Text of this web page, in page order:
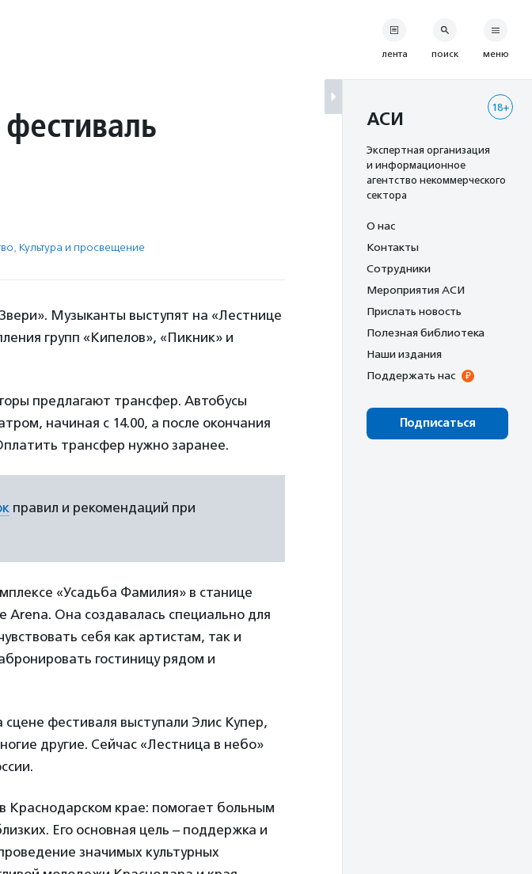
, Культура и просвещение
Музыканты выступят на «Лестнице
групп «Кипелов», «Пикник» и
предлагают трансфер. Автобусы
начиная с 14.00, а после окончания
трансфер нужно заранее.
правил и рекомендаций при
«Усадьба Фамилия» в станице
Она создавалась специально для
себя как артистам, так и
гостиницу рядом и
фестиваля выступали Элис Купер,
другие. Сейчас «Лестница в небо»
крае: помогает больным
Его основная цель – поддержка и
значимых культурных
лента поиск меню
18+
АСИ
Экспертная организация
и информационное
агентство некоммерческого
сектора
О нас
Контакты
Сотрудники
Мероприятия АСИ
Прислать новость
Полезная библиотека
Наши издания
Поддержать нас
Подписаться